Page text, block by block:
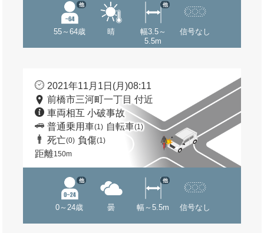
55～64歳
他
晴
幅3.5～
5.5m
他
信号なし
2021年11月1日(月)08:11
前橋市三河町一丁目 付近
車両相互 小破事故
普通乗用車(1) 自転車(1)
死亡(0) 負傷(1)
距離150m
0～24歳
他
曇 幅～5.5m
他
信号なし